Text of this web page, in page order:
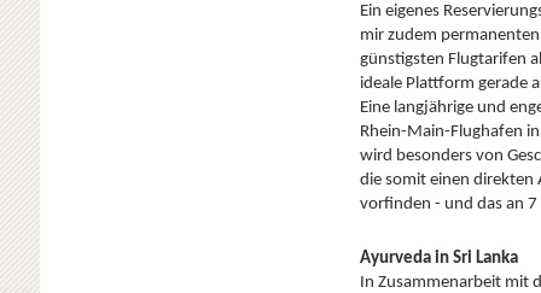
Ein eigenes
mir zudem
günstigsten Flugtarifen
ideale Plattform gerade
Eine langjährige und
Rhein-Main-Flughafen
wird besonders von
die somit einen direkten
vorfinden - und das an 7
Ayurveda in Sri Lanka
In Zusammenarbeit mit